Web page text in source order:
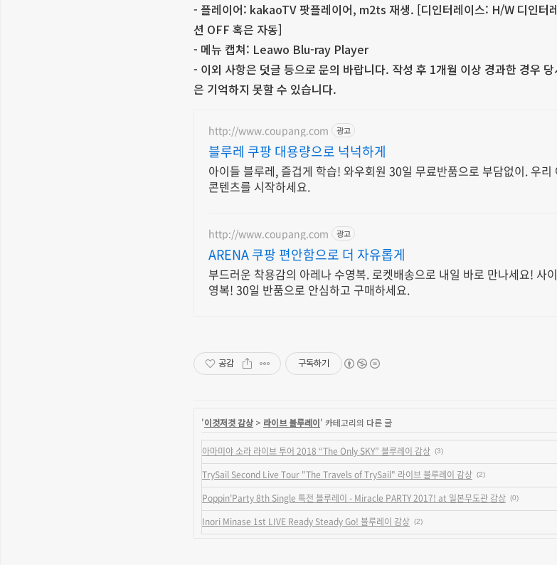
- 플레이어: kakaoTV 팟플레이어, m2ts 재생. [디인터레이스: H/W 디인터
션 OFF 혹은 자동]
- 메뉴 캡쳐: Leawo Blu-ray Player
- 이외 사항은 덧글 등으로 문의 바랍니다. 작성 후 1개월 이상 경과한 경우
은 기억하지 못할 수 있습니다.
http://www.coupang.com 광고
블루레 쿠팡 대용량으로 넉넉하게
아이들 블루레, 즐겁게 학습! 와우회원 30일 무료반품으로 부담없이. 우
콘텐츠를 시작하세요.
http://www.coupang.com 광고
ARENA 쿠팡 편안함으로 더 자유롭게
부드러운 착용감의 아레나 수영복. 로켓배송으로 내일 바로 만나세요! 사
영복! 30일 반품으로 안심하고 구매하세요.
공감 구독하기
'이것저것 감상 > 라이브 블루레이' 카테고리의 다른 글
아마미야 소라 라이브 투어 2018 “The Only SKY” 블루레이 감상 (3)
TrySail Second Live Tour "The Travels of TrySail" 라이브 블루레이 감상 (2)
Poppin'Party 8th Single 특전 블루레이 - Miracle PARTY 2017! at 일본무도관 감상 (0)
Inori Minase 1st LIVE Ready Steady Go! 블루레이 감상 (2)